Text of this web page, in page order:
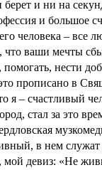
и ни на
и большое
человека – все
что ваши мечты
нести
это прописано в
я – счастливый
стал за это
в нем
мой девиз: «Не